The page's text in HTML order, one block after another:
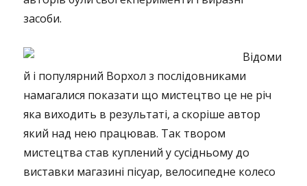
засоби.
Відоми
й і популярний Ворхол з послідовниками
намагалися показати що мистецтво це не річ
яка виходить в результаті, а скоріше автор
який над нею працював. Так твором
мистецтва став куплений у сусідньому до
виставки магазині пісуар, велосипедне колесо